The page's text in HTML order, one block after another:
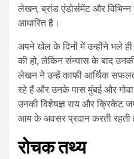
लेखन, ब्रांड एंडोर्समेंट और विभिन्न
आधारित है।
अपने खेल के दिनों में उन्होंने भले
की हो, लेकिन संन्यास के बाद
लेखन ने उन्हें काफी आर्थिक
रहे हैं और उनके पास मुंबई और
उनकी विशेषज्ञ राय और क्रिकेट
आय के अवसर प्रदान करती रहती
रोचक तथ्य